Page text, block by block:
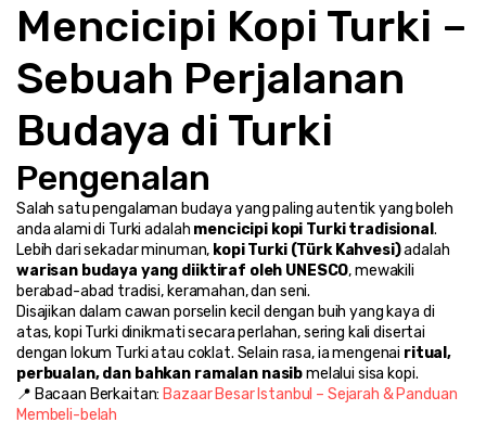
Mencicipi Kopi Turki –
Sebuah Perjalanan
Budaya di Turki
Pengenalan
Salah satu pengalaman budaya yang paling autentik yang boleh
anda alami di Turki adalah mencicipi kopi Turki tradisional.
Lebih dari sekadar minuman, kopi Turki (Türk Kahvesi)
warisan budaya yang diiktiraf oleh UNESCO, mewakili
berabad-abad tradisi, keramahan, dan seni.
Disajikan dalam cawan porselin kecil dengan buih yang kaya di
atas, kopi Turki dinikmati secara perlahan, sering kali disertai
dengan lokum Turki atau coklat. Selain rasa, ia mengenai ritual,
perbualan, dan bahkan ramalan nasib melalui sisa kopi.
📍 Bacaan Berkaitan: Bazaar Besar Istanbul – Sejarah & Panduan
Membeli-belah